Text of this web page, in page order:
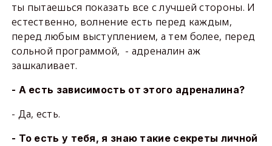
ты пытаешься показать все с лучшей стороны. И
естественно, волнение есть перед каждым,
перед любым выступлением, а тем более, перед
сольной программой, - адреналин аж
зашкаливает.
- А есть зависимость от этого адреналина?
- Да, есть.
- То есть у тебя, я знаю такие секреты личной